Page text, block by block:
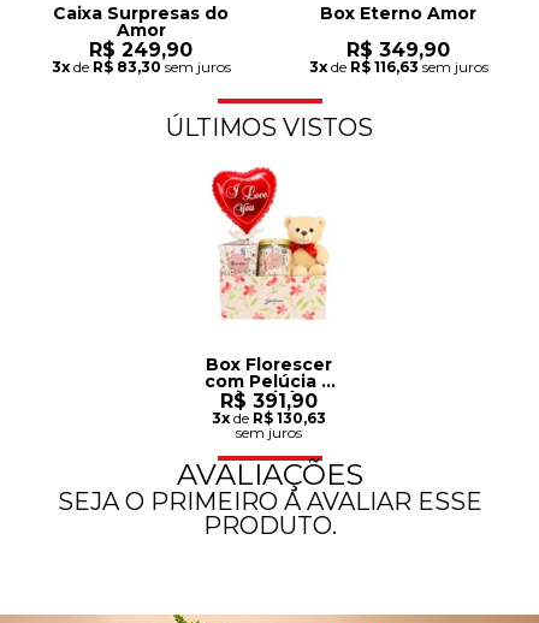
Caixa Surpresas do
Amor
R$ 249,90
3xde R$ 83,30sem juros
Box Eterno Amor
R$ 349,90
3xde R$ 116,63sem juros
ÚLTIMOS VISTOS
Box Florescer
com Pelúcia e
Biscoitê e
Balão
R$ 391,90
3xde R$ 130,63
sem juros
AVALIAÇÕES
SEJA O PRIMEIRO A AVALIAR ESSE
PRODUTO.